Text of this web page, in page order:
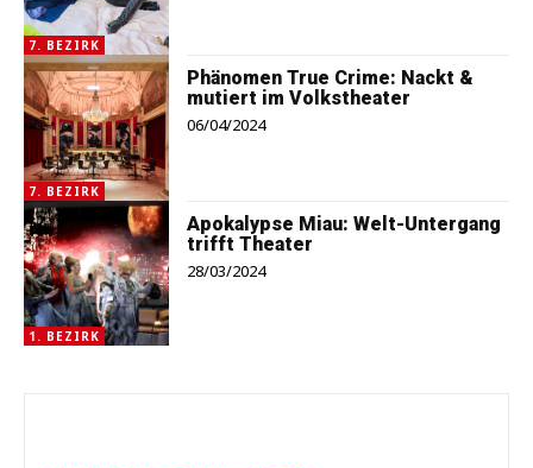
7. BEZIRK
7. BEZIRK
Phänomen True Crime: Nackt &
mutiert im Volkstheater
06/04/2024
1. BEZIRK
Apokalypse Miau: Welt-Untergang
trifft Theater
28/03/2024